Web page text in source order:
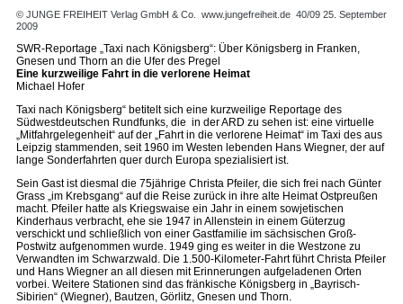
© JUNGE FREIHEIT Verlag GmbH & Co. www.jungefreiheit.de 40/09 25. September
2009
SWR-Reportage „Taxi nach Königsberg“: Über Königsberg in Franken,
Gnesen und Thorn an die Ufer des Pregel
Eine kurzweilige Fahrt in die verlorene Heimat
Michael Hofer
Taxi nach Königsberg“ betitelt sich eine kurzweilige Reportage des
Südwestdeutschen Rundfunks, die in der ARD zu sehen ist: eine virtuelle
„Mitfahrgelegenheit“ auf der „Fahrt in die verlorene Heimat“ im Taxi des aus
Leipzig stammenden, seit 1960 im Westen lebenden Hans Wiegner, der auf
lange Sonderfahrten quer durch Europa spezialisiert ist.
Sein Gast ist diesmal die 75jährige Christa Pfeiler, die sich frei nach Günter
Grass „im Krebsgang“ auf die Reise zurück in ihre alte Heimat Ostpreußen
macht. Pfeiler hatte als Kriegswaise ein Jahr in einem sowjetischen
Kinderhaus verbracht, ehe sie 1947 in Allenstein in einem Güterzug
verschickt und schließlich von einer Gastfamilie im sächsischen Groß-
Postwitz aufgenommen wurde. 1949 ging es weiter in die Westzone zu
Verwandten im Schwarzwald. Die 1.500-Kilometer-Fahrt führt Christa Pfeiler
und Hans Wiegner an all diesen mit Erinnerungen aufgeladenen Orten
vorbei. Weitere Stationen sind das fränkische Königsberg in „Bayrisch-
Sibirien“ (Wiegner), Bautzen, Görlitz, Gnesen und Thorn.